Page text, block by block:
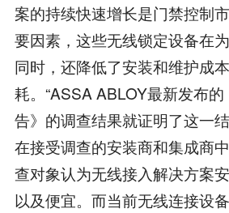
案的持续快速增长是门禁控制
要因素，这些无线锁定设备在
同时，还降低了安装和维护成
耗。“ASSA ABLOY最新发布
告》的调查结果就证明了这一
在接受调查的安装商和集成商
查对象认为无线接入解决方案
以及便宜。而当前无线连接设